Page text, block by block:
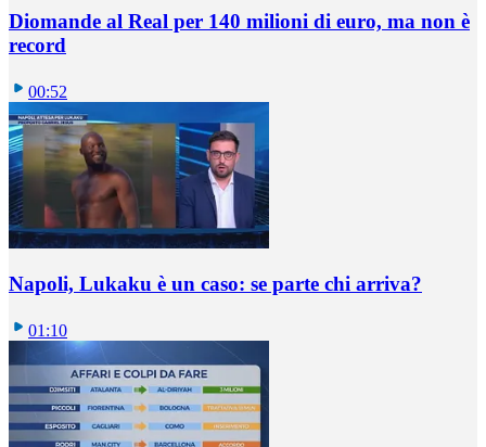
Diomande al Real per 140 milioni di euro, ma non è
record
00:52
Napoli, Lukaku è un caso: se parte chi arriva?
01:10